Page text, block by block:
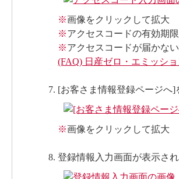
※画像をクリックして拡大
※アクセスコードの有効期
※アクセスコードが届かな
(FAQ) 日産ゼロ・エミッシ
[お客さま情報登録ページへ]
※画像をクリックして拡大
登録情報入力画面が表示さ